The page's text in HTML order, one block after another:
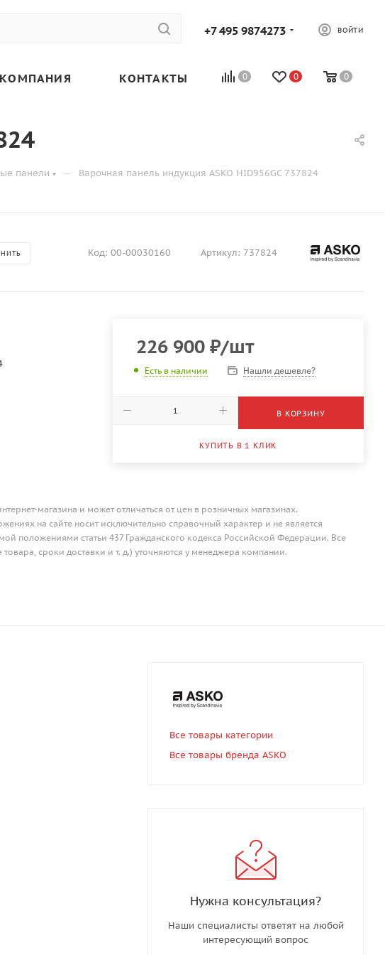
+7 495 9874273 ВОЙТИ
0 0 0
КОМПАНИЯ КОНТАКТЫ
панели — Варочная панель индукция ASKO HID956GC 737824
Код: 00-00030160 Артикул: 737824
226 900₽/шт
Есть в наличии Нашли дешевле?
В КОРЗИНУ
КУПИТЬ В 1 КЛИК
магазина и может отличаться от цен в розничных магазинах.
на сайте носит исключительно справочный характер и не является
положениями статьи 437 Гражданского кодекса Российской Федерации. Все
сроки доставки и т. д.) уточняются у менеджера компании.
Все товары категории
Все товары бренда ASKO
Нужна консультация?
Наши специалисты ответят на любой
интересующий вопрос